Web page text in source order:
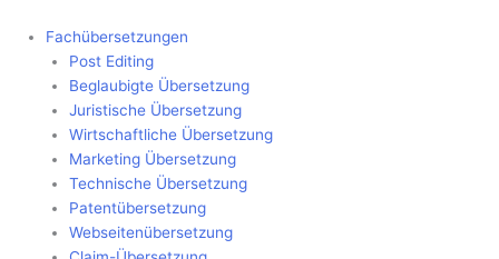
Fachübersetzungen
Post Editing
Beglaubigte Übersetzung
Juristische Übersetzung
Wirtschaftliche Übersetzung
Marketing Übersetzung
Technische Übersetzung
Patentübersetzung
Webseitenübersetzung